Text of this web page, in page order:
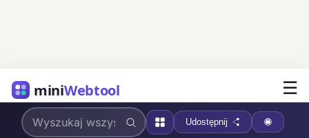
miniWebtool ☰
Udostępnij